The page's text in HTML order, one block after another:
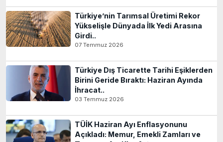
Türkiye’nin Tarımsal Üretimi Rekor
Yükselişle Dünyada İlk Yedi Arasına
Girdi..
07 Temmuz 2026
Türkiye Dış Ticarette Tarihi Eşiklerden
Birini Geride Bıraktı: Haziran Ayında
İhracat..
03 Temmuz 2026
TÜİK Haziran Ayı Enflasyonunu
Açıkladı: Memur, Emekli Zamları ve